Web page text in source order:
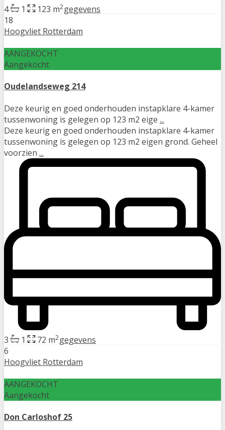
4 1 123 m2gegevens
18
Hoogvliet Rotterdam
AANGEKOCHT
Aangekocht
Oudelandseweg 214
Deze keurig en goed onderhouden instapklare 4-kamer
tussenwoning is gelegen op 123 m2 eige ...
Deze keurig en goed onderhouden instapklare 4-kamer
tussenwoning is gelegen op 123 m2 eigen grond. Geheel
voorzien ...
3 1 72 m2gegevens
6
Hoogvliet Rotterdam
AANGEKOCHT
Aangekocht
Don Carloshof 25